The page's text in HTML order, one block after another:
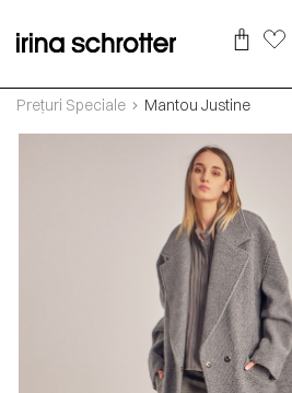
Prețuri Speciale Mantou Justine